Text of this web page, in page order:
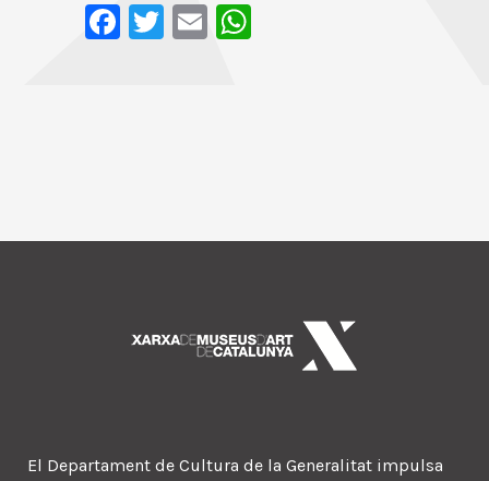
Facebook
Twitter
Email
El Departament de Cultura de la Generalitat impulsa